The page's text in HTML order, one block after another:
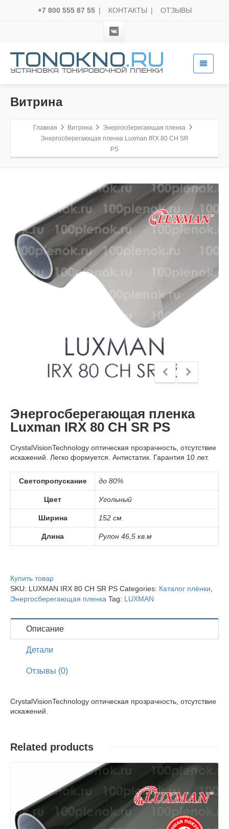
+7 800 555 87 55 | КОНТАКТЫ | ОТЗЫВЫ
Витрина
Главная Витрина
Энергосберегающая пленка
Энергосберегающая пленка Luxman IRX 80 CH SR
PS
Энергосберегающая пленка
Luxman IRX 80 CH SR PS
CrystalVisionTechnology оптическая прозрачность, отсутствие
искажений. Легко формуется. Антистатик. Гарантия 10 лет.
Светопропускание до 80%
Цвет Угольный
Ширина 152 см.
Длина Рулон 46,5 кв.м
Купить товар
SKU: LUXMAN IRX 80 CH SR PS Categories: Каталог плёнки
Энергосберегающая пленка Tag: LUXMAN
Описание
Детали
Отзывы (0)
CrystalVisionTechnology оптическая прозрачность, отсутствие
искажений.
Related products
Детали